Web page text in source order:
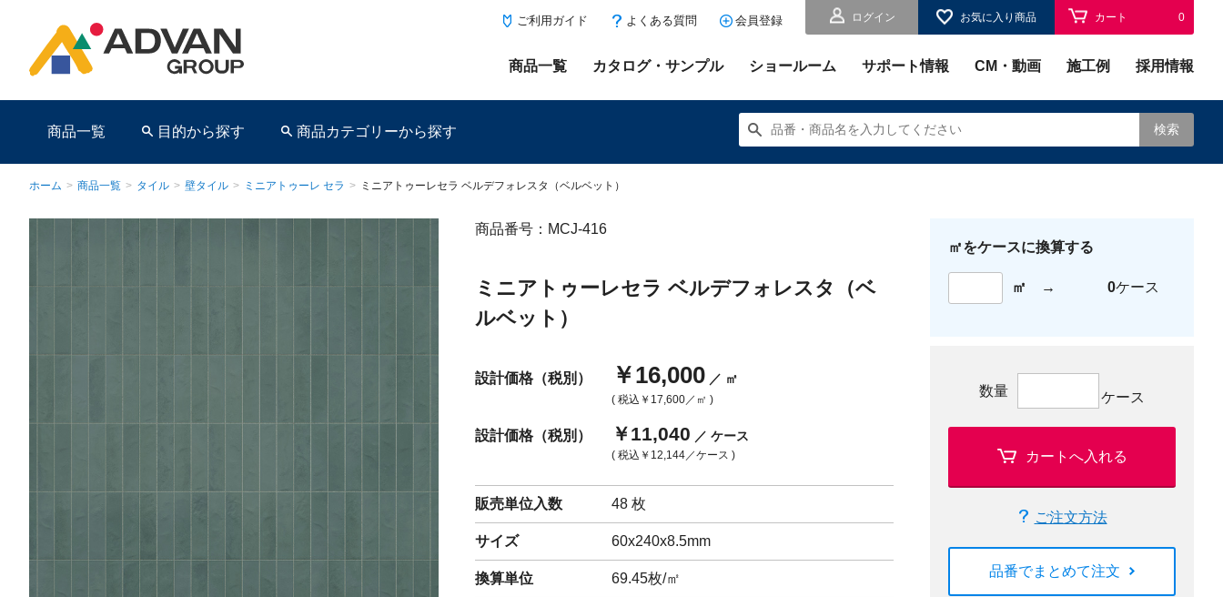
ログイン お気に入り商品 カート 0
ご利用ガイド よくある質問 会員登録
商品一覧 カタログ・サンプル ショールーム サポート情報 CM・動画 施工例 採用情報
商品一覧 目的から探す 商品カテゴリーから探す 検索
閉じる
ホーム > 商品一覧 > タイル > 壁タイル > ミニアトゥーレ セラ > ミニアトゥーレセラ ベルデフォレスタ（ベルベット）
商品番号：MCJ-416
ミニアトゥーレセラ ベルデフォレスタ（ベ
ルベット）
設計価格（税別） ￥16,000 ／ ㎡
( 税込 ￥17,600／㎡ )
設計価格（税別） ￥11,040 ／ ケース
( 税込 ￥12,144／ケース )
販売単位入数 48 枚
サイズ 60x240x8.5mm
換算単位 69.45枚/㎡
㎡をケースに換算する
㎡ → 0ケース
数量 ケース
カートへ入れる
ご注文方法
品番でまとめて注文